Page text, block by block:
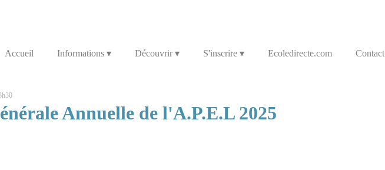
Accueil Informations ▾ Découvrir ▾ S'inscrire ▾ Ecoledirecte.com Contact
Annuelle de l'A.P.E.L 2025